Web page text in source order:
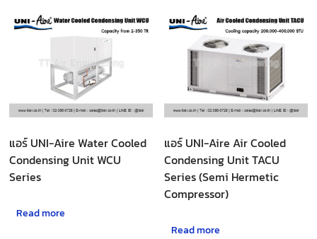
แอร์ UNI-Aire Water Cooled
Condensing Unit WCU
Series
Read more
แอร์ UNI-Aire Air Cooled
Condensing Unit TACU
Series (Semi Hermetic
Compressor)
Read more